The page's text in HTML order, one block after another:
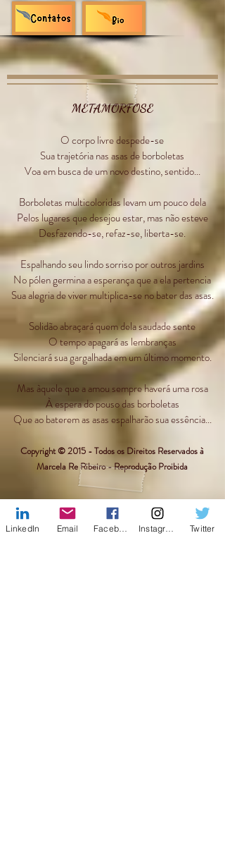
METAMORFOSE
O corpo livre despede-se
Sua trajetória nas asas de borboletas
Voa em busca de um novo destino, sentido...
Borboletas multicoloridas levam um pouco dela
Pelos lugares que desejou estar, mas não esteve
Desfazendo-se, refaz-se, liberta-se.
Espalhando seu lindo sorriso por outros jardins
No pólen germina a esperança que a ela pertencia
Sua alegria de viver multiplica-se no bater das asas.
Solidão abraçará quem dela saudade sente
O tempo apagará as lembranças
Silenciará sua gargalhada em um último momento.
Mas àquele que a amou sempre haverá uma rosa
À espera do pouso das borboletas
Que ao baterem as asas espalharão sua essência...
Copyright © 2015 - Todos os Direitos Reservados à
Marcela Re Ribeiro - Reprodução Proibida
LinkedIn Email Twitter